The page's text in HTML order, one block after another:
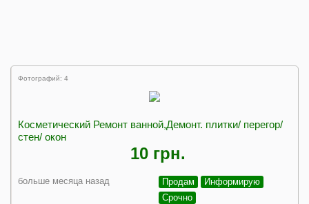
Фотографий: 4
Косметический Ремонт ванной,Демонт. плитки/ перегор/
стен/ окон
10 грн.
больше месяца назад Продам
Информирую
Срочно